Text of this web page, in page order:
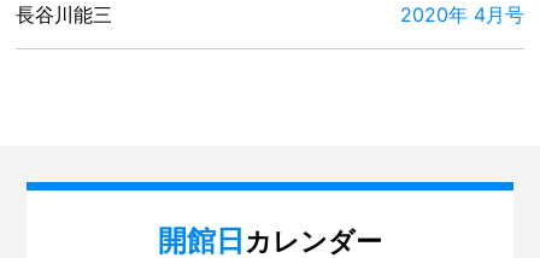
長谷川能三 2020年 4月号
開館日 カレンダー